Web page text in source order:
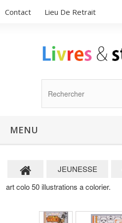
Contact Lieu De Retrait
MENU
JEUNESSE
art colo 50 illustrations a colorier.